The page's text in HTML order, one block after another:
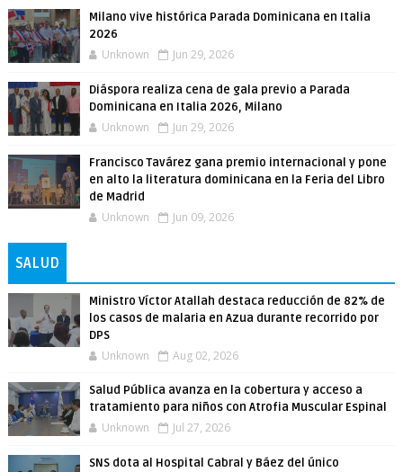
Milano vive histórica Parada Dominicana en Italia
2026
Unknown Jun 29, 2026
Diáspora realiza cena de gala previo a Parada
Dominicana en Italia 2026, Milano
Unknown Jun 29, 2026
Francisco Tavárez gana premio internacional y pone
en alto la literatura dominicana en la Feria del Libro
de Madrid
Unknown Jun 09, 2026
SALUD
Ministro Víctor Atallah destaca reducción de 82% de
los casos de malaria en Azua durante recorrido por
DPS
Unknown Aug 02, 2026
Salud Pública avanza en la cobertura y acceso a
tratamiento para niños con Atrofia Muscular Espinal
Unknown Jul 27, 2026
SNS dota al Hospital Cabral y Báez del único